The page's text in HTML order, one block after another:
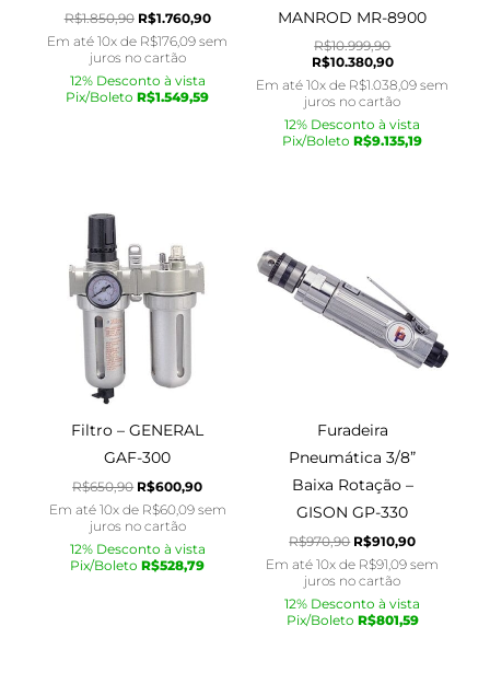
R$1.850,90 R$1.760,90
Em até 10x de R$176,09 sem
juros no cartão
12% Desconto à vista
Pix/Boleto R$1.549,59
MANROD MR-8900
R$10.999,90
R$10.380,90
Em até 10x de R$1.038,09 sem
juros no cartão
12% Desconto à vista
Pix/Boleto R$9.135,19
Filtro – GENERAL
GAF-300
R$650,90
original
era:
R$650,90.
R$600,90
é:
R$600,90.
Em até 10x de R$60,09 sem
juros no cartão
12% Desconto à vista
Pix/Boleto R$528,79
Furadeira
Pneumática 3/8”
Baixa Rotação –
GISON GP-330
R$970,90
R$970,90.
R$910,90
Em até 10x de R$91,09 sem
juros no cartão
12% Desconto à vista
Pix/Boleto R$801,59